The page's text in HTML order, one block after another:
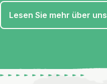
Lesen Sie mehr über uns